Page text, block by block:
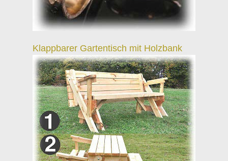
Klappbarer Gartentisch mit Holzbank